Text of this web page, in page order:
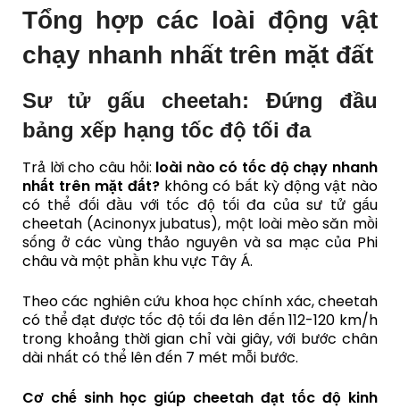
Tổng hợp các loài động vật
chạy nhanh nhất trên mặt đất
Sư tử gấu cheetah: Đứng đầu
bảng xếp hạng tốc độ tối đa
Trả lời cho câu hỏi: loài nào có tốc độ chạy nhanh
nhất trên mặt đất? không có bất kỳ động vật nào
có thể đối đầu với tốc độ tối đa của sư tử gấu
cheetah (Acinonyx jubatus), một loài mèo săn mồi
sống ở các vùng thảo nguyên và sa mạc của Phi
châu và một phần khu vực Tây Á.
Theo các nghiên cứu khoa học chính xác, cheetah
có thể đạt được tốc độ tối đa lên đến 112-120 km/h
trong khoảng thời gian chỉ vài giây, với bước chân
dài nhất có thể lên đến 7 mét mỗi bước.
Cơ chế sinh học giúp cheetah đạt tốc độ kinh